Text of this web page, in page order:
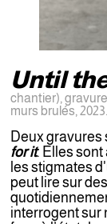
Until
chantier),
murs brulés, 2023.
Deux gravures
for it. Elles
les stigmates
peut lire sur
interrogent sur